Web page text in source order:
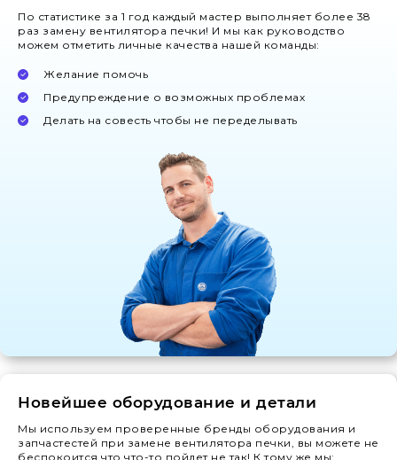
По статистике за 1 год каждый мастер выполняет более 38
раз замену вентилятора печки! И мы как руководство
можем отметить личные качества нашей команды:
Желание помочь
Предупреждение о возможных проблемах
Делать на совесть чтобы не переделывать
Новейшее оборудование и детали
Мы используем проверенные бренды оборудования и
запчастестей при замене вентилятора печки, вы можете не
беспокоится что что-то пойдет не так! К тому же мы: